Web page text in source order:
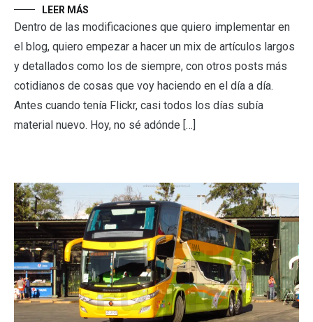
LEER MÁS
Dentro de las modificaciones que quiero implementar en
el blog, quiero empezar a hacer un mix de artículos largos
y detallados como los de siempre, con otros posts más
cotidianos de cosas que voy haciendo en el día a día.
Antes cuando tenía Flickr, casi todos los días subía
material nuevo. Hoy, no sé adónde […]